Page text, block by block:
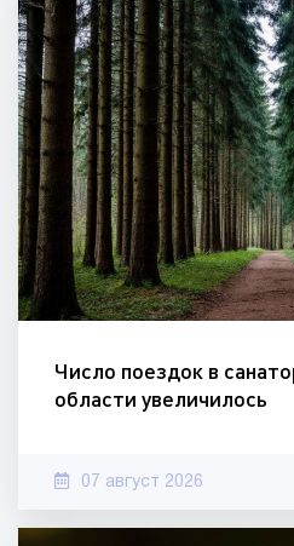
Число поездок в
области увеличилось
07 август 2026